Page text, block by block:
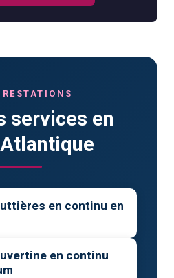
services en
en continu en
en continu